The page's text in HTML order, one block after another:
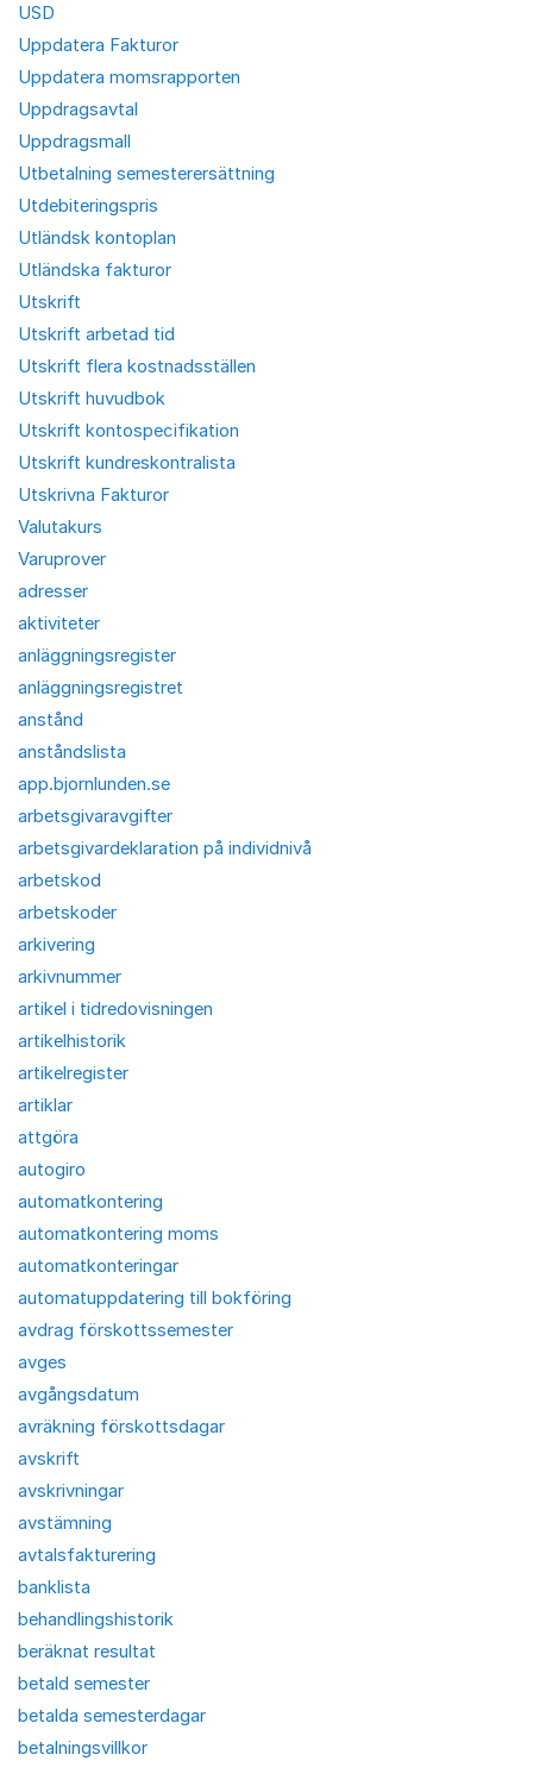
USD
Uppdatera Fakturor
Uppdatera momsrapporten
Uppdragsavtal
Uppdragsmall
Utbetalning semesterersättning
Utdebiteringspris
Utländsk kontoplan
Utländska fakturor
Utskrift
Utskrift arbetad tid
Utskrift flera kostnadsställen
Utskrift huvudbok
Utskrift kontospecifikation
Utskrift kundreskontralista
Utskrivna Fakturor
Valutakurs
Varuprover
adresser
aktiviteter
anläggningsregister
anläggningsregistret
anstånd
anståndslista
app.bjornlunden.se
arbetsgivaravgifter
arbetsgivardeklaration på individnivå
arbetskod
arbetskoder
arkivering
arkivnummer
artikel i tidredovisningen
artikelhistorik
artikelregister
artiklar
attgöra
autogiro
automatkontering
automatkontering moms
automatkonteringar
automatuppdatering till bokföring
avdrag förskottssemester
avges
avgångsdatum
avräkning förskottsdagar
avskrift
avskrivningar
avstämning
avtalsfakturering
banklista
behandlingshistorik
beräknat resultat
betald semester
betalda semesterdagar
betalningsvillkor